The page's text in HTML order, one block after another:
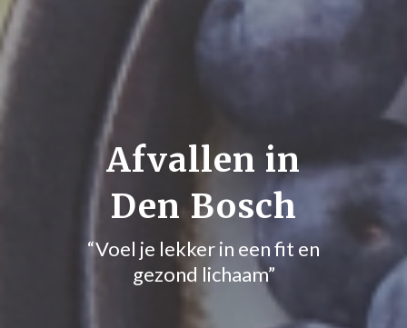
Afvallen in
Den Bosch
“Voel je lekker in een fit en
gezond lichaam”